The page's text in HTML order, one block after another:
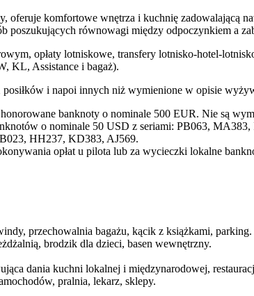
oferuje komfortowe wnętrza i kuchnię zadowalającą
poszukujących równowagi między odpoczynkiem a
opłaty lotniskowe, transfery lotnisko-hotel-
KL, Assistance i bagaż).
i napoi innych niż wymienione w opisie
banknoty o nominale 500 EUR. Nie są
o nominale 50 USD z seriami: PB063,
HH237, KD383, AJ569.
opłat u pilota lub za wycieczki lokalne
przechowalnia bagażu, kącik z książkami, parking.
brodzik dla dzieci, basen wewnętrzny.
dania kuchni lokalnej i międzynarodowej,
pralnia, lekarz, sklepy.